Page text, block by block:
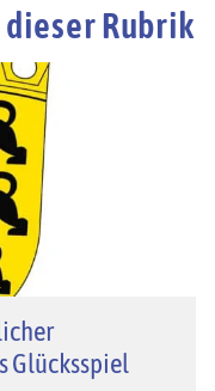
Rubrik
Glücksspiel